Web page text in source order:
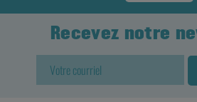
Recevez notre